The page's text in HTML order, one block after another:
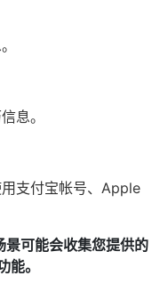
息。
支付宝帐号、Apple
景可能会收集您提供的
能。